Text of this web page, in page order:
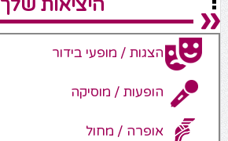
היציאות שלך
הצגות / מופעי בידור
הופעות / מוסיקה
אופרה / מחול